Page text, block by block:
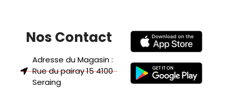
Nos Contact
Adresse du Magasin :
Rue du pairay 15 4100
Seraing